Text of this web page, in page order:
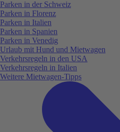
Parken in der Schweiz
Parken in Florenz
Parken in Italien
Parken in Spanien
Parken in Venedig
Urlaub mit Hund und Mietwagen
Verkehrsregeln in den USA
Verkehrsregeln in Italien
Weitere Mietwagen-Tipps